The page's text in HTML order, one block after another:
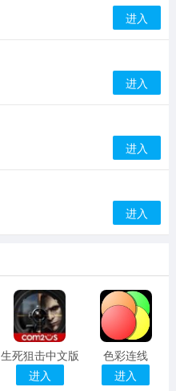
进入
进入
进入
进入
生死狙击中文版
进入
色彩连线
进入